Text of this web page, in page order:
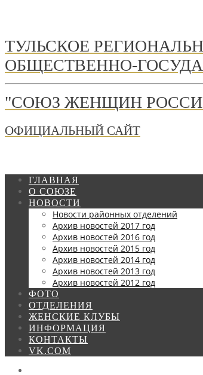
ТУЛЬСКОЕ
ОБЩЕСТВЕННО-
"СОЮЗ ЖЕНЩИН
ОФИЦИАЛЬНЫЙ САЙТ
ГЛАВНАЯ
О СОЮЗЕ
НОВОСТИ
Новости районных отделений
Архив новостей 2017 год
Архив новостей 2016 год
Архив новостей 2015 год
Архив новостей 2014 год
Архив новостей 2013 год
Архив новостей 2012 год
ФОТО
ОТДЕЛЕНИЯ
ЖЕНСКИЕ КЛУБЫ
ИНФОРМАЦИЯ
КОНТАКТЫ
VK.COM